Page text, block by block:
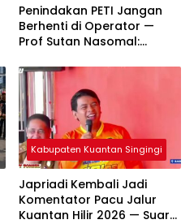
Penindakan PETI Jangan
Berhenti di Operator —
Prof Sutan Nasomal:
hingga Pemodal
Kabupaten Kuantan Singingi
Japriadi Kembali Jadi
Komentator Pacu Jalur
Kuantan Hilir 2026 — Suara